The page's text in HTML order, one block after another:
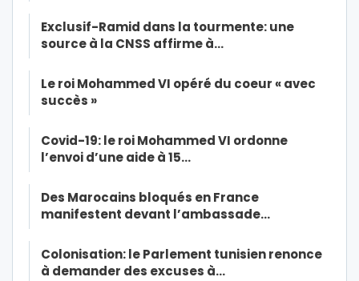
Exclusif-Ramid dans la tourmente: une
source à la CNSS affirme à…
Le roi Mohammed VI opéré du coeur « avec
succès »
Covid-19: le roi Mohammed VI ordonne
l’envoi d’une aide à 15…
Des Marocains bloqués en France
manifestent devant l’ambassade…
Colonisation: le Parlement tunisien renonce
à demander des excuses à…